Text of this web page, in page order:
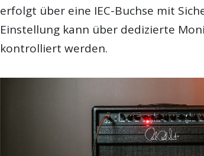
erfolgt über eine IEC-Buchse mit
Einstellung kann über dedizierte
kontrolliert werden.